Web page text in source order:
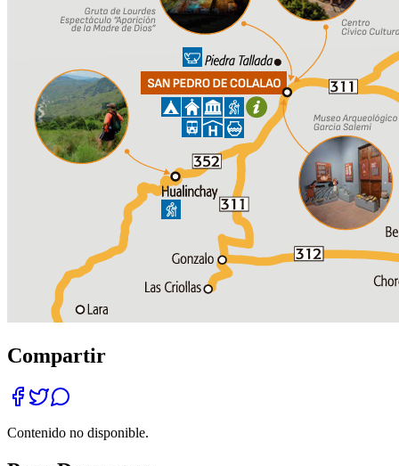
Compartir
Contenido no disponible.